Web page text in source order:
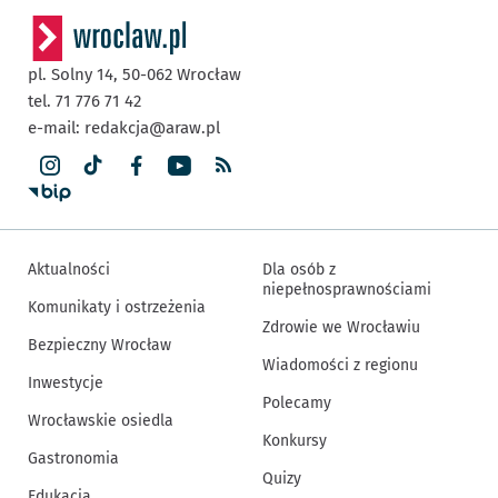
pl. Solny 14, 50-062 Wrocław
tel. 71 776 71 42
e-mail: redakcja@araw.pl
Aktualności
Komunikaty i ostrzeżenia
Bezpieczny Wrocław
Inwestycje
Wrocławskie osiedla
Gastronomia
Dla osób z
niepełnosprawnościami
Zdrowie we Wrocławiu
Wiadomości z regionu
Polecamy
Konkursy
Quizy